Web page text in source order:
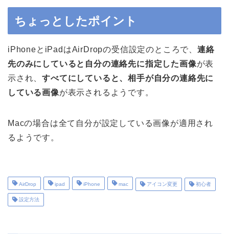
ちょっとしたポイント
iPhoneとiPadはAirDropの受信設定のところで、 連絡
先のみにしていると自分の連絡先に指定した画像が表
示され、すべてにしていると、相手が自分の連絡先に
している画像が表示されるようです。
Macの場合は全て自分が設定している画像が適用され
るようです。
AirDrop ipad iPhone mac アイコン変更 初心者
設定方法